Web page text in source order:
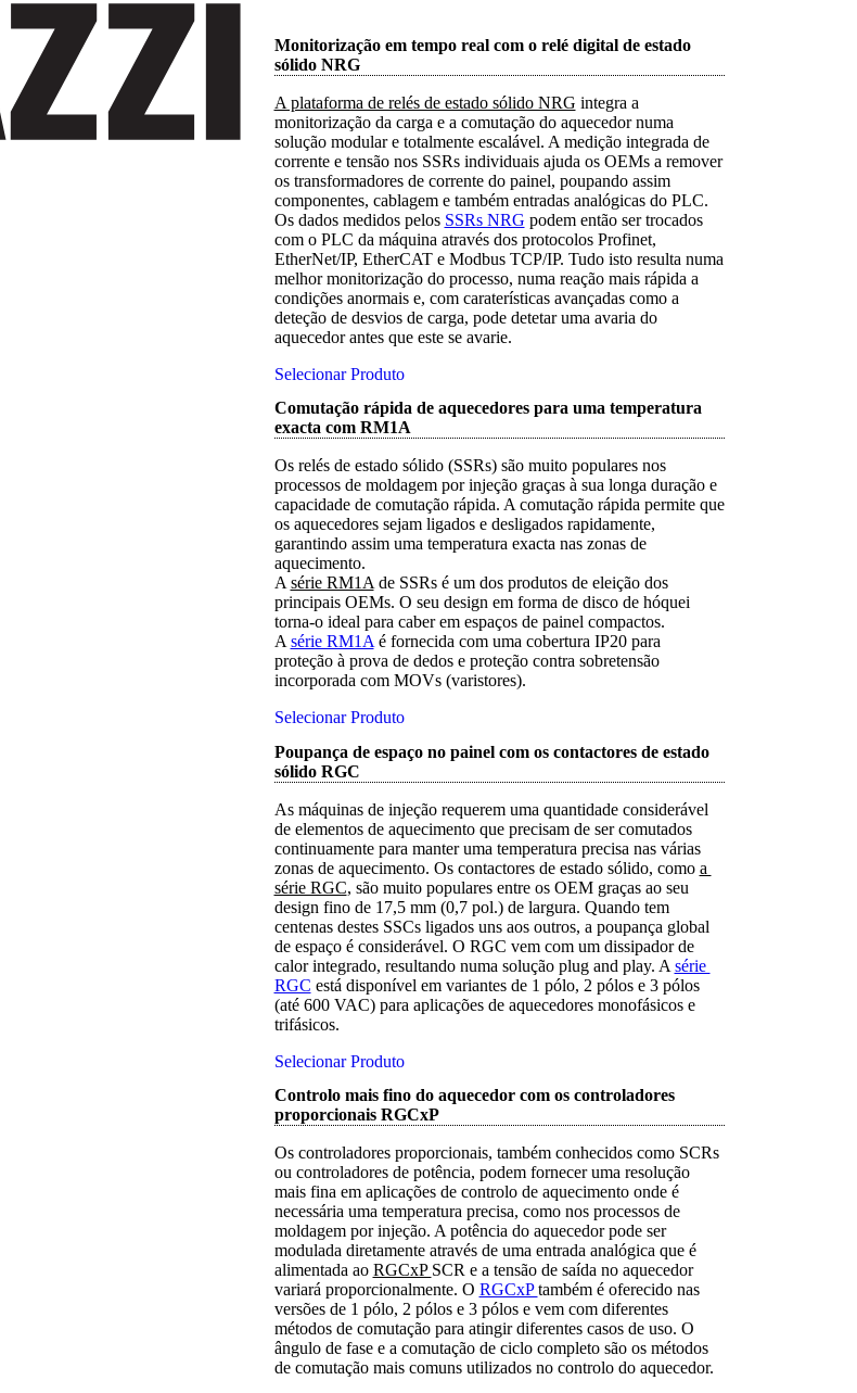
Monitorização em tempo real com o relé digital de estado
sólido NRG
A plataforma de relés de estado sólido NRG integra a
monitorização da carga e a comutação do aquecedor numa
solução modular e totalmente escalável. A medição integrada de
corrente e tensão nos SSRs individuais ajuda os OEMs a remover
os transformadores de corrente do painel, poupando assim
componentes, cablagem e também entradas analógicas do PLC.
Os dados medidos pelos SSRs NRG podem então ser trocados
com o PLC da máquina através dos protocolos Profinet,
EtherNet/IP, EtherCAT e Modbus TCP/IP. Tudo isto resulta numa
melhor monitorização do processo, numa reação mais rápida a
condições anormais e, com caraterísticas avançadas como a
deteção de desvios de carga, pode detetar uma avaria do
aquecedor antes que este se avarie.
Selecionar Produto
Comutação rápida de aquecedores para uma temperatura
exacta com RM1A
Os relés de estado sólido (SSRs) são muito populares nos
processos de moldagem por injeção graças à sua longa duração e
capacidade de comutação rápida. A comutação rápida permite que
os aquecedores sejam ligados e desligados rapidamente,
garantindo assim uma temperatura exacta nas zonas de
aquecimento.
A série RM1A de SSRs é um dos produtos de eleição dos
principais OEMs. O seu design em forma de disco de hóquei
torna-o ideal para caber em espaços de painel compactos.
A série RM1A é fornecida com uma cobertura IP20 para
proteção à prova de dedos e proteção contra sobretensão
incorporada com MOVs (varistores).
Selecionar Produto
Poupança de espaço no painel com os contactores de estado
sólido RGC
As máquinas de injeção requerem uma quantidade considerável
de elementos de aquecimento que precisam de ser comutados
continuamente para manter uma temperatura precisa nas várias
zonas de aquecimento. Os contactores de estado sólido, como a
série RGC, são muito populares entre os OEM graças ao seu
design fino de 17,5 mm (0,7 pol.) de largura. Quando tem
centenas destes SSCs ligados uns aos outros, a poupança global
de espaço é considerável. O RGC vem com um dissipador de
calor integrado, resultando numa solução plug and play. A série
RGC está disponível em variantes de 1 pólo, 2 pólos e 3 pólos
(até 600 VAC) para aplicações de aquecedores monofásicos e
trifásicos.
Selecionar Produto
Controlo mais fino do aquecedor com os controladores
proporcionais RGCxP
Os controladores proporcionais, também conhecidos como SCRs
ou controladores de potência, podem fornecer uma resolução
mais fina em aplicações de controlo de aquecimento onde é
necessária uma temperatura precisa, como nos processos de
moldagem por injeção. A potência do aquecedor pode ser
modulada diretamente através de uma entrada analógica que é
alimentada ao RGCxP SCR e a tensão de saída no aquecedor
variará proporcionalmente. O RGCxP também é oferecido nas
versões de 1 pólo, 2 pólos e 3 pólos e vem com diferentes
métodos de comutação para atingir diferentes casos de uso. O
ângulo de fase e a comutação de ciclo completo são os métodos
de comutação mais comuns utilizados no controlo do aquecedor.